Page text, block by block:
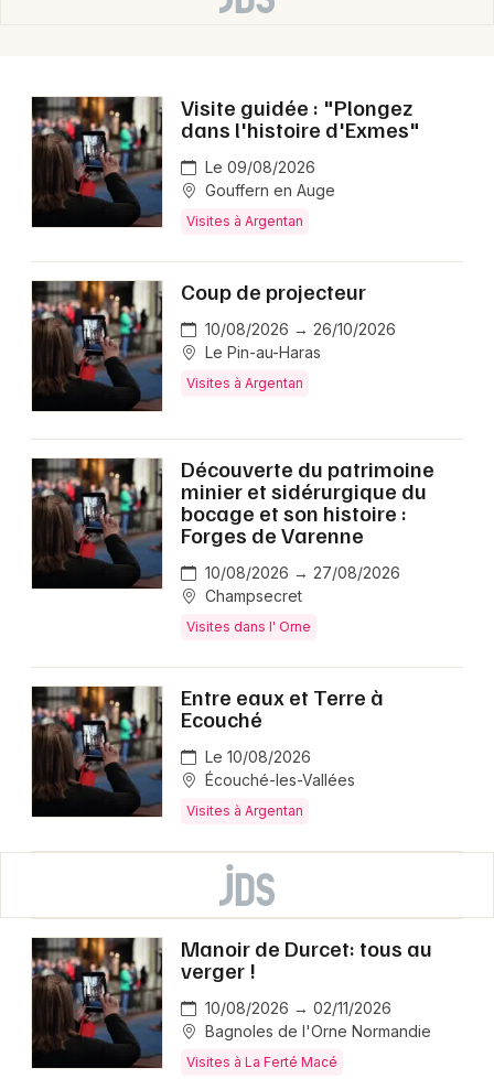
Visite guidée : "Plongez
dans l'histoire d'Exmes"
Le 09/08/2026
Gouffern en Auge
Visites à Argentan
Coup de projecteur
10/08/2026 → 26/10/2026
Le Pin-au-Haras
Visites à Argentan
Découverte du patrimoine
minier et sidérurgique du
bocage et son histoire :
Forges de Varenne
10/08/2026 → 27/08/2026
Champsecret
Visites dans l' Orne
Entre eaux et Terre à
Ecouché
Le 10/08/2026
Écouché-les-Vallées
Visites à Argentan
Manoir de Durcet: tous au
verger !
10/08/2026 → 02/11/2026
Bagnoles de l'Orne Normandie
Visites à La Ferté Macé